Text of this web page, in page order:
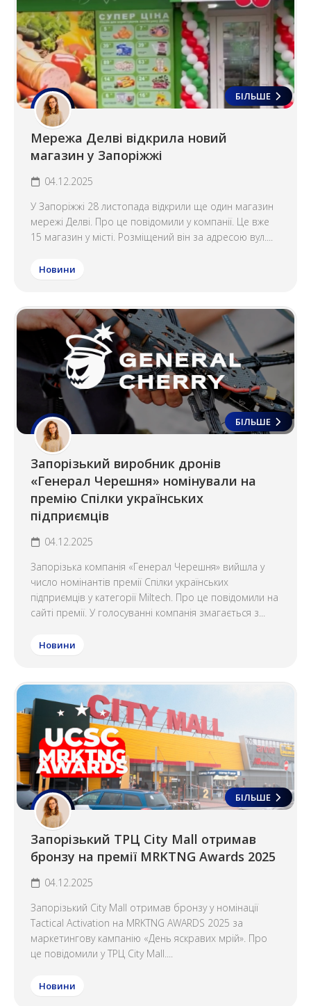
БІЛЬШЕ
Мережа Делві відкрила новий
магазин у Запоріжжі
04.12.2025
У Запоріжжі 28 листопада відкрили ще один магазин
мережі Делві. Про це повідомили у компанії. Це вже
15 магазин у місті. Розміщений він за адресою вул....
Новини
БІЛЬШЕ
Запорізький виробник дронів
«Генерал Черешня» номінували на
премію Спілки українських
підприємців
04.12.2025
Запорізька компанія «Генерал Черешня» вийшла у
число номінантів премії Спілки українських
підприємців у категорії Miltech. Про це повідомили на
сайті премії. У голосуванні компанія змагається з...
Новини
БІЛЬШЕ
Запорізький ТРЦ City Mall отримав
бронзу на премії MRKTNG Awards 2025
04.12.2025
Запорізький City Mall отримав бронзу у номінації
Tactical Activation на MRKTNG AWARDS 2025 за
маркетингову кампанію «День яскравих мрій». Про
це повідомили у ТРЦ City Mall....
Новини